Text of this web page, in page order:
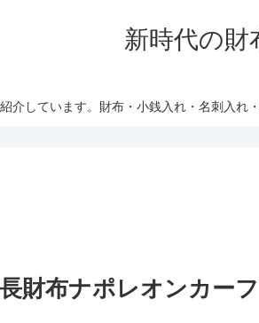
新時代の財
介しています。財布・小銭入れ・名刺入れ
財布ナポレオンカー